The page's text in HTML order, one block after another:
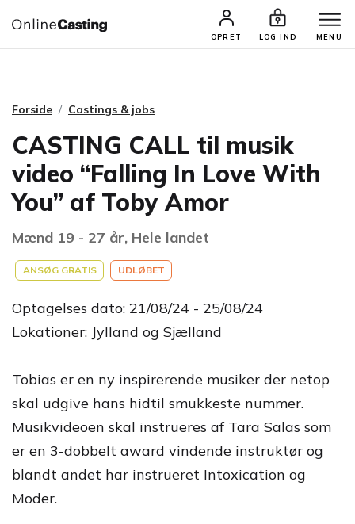
OPRET LOG IND MENU
CASTINGS & JOBS SØG PROFIL
Forside Castings & jobs
CASTING CALL til musik
video “Falling In Love With
You” af Toby Amor
Mænd 19 - 27 år, Hele landet
ANSØG GRATIS UDLØBET
Optagelses dato: 21/08/24 - 25/08/24
Lokationer: Jylland og Sjælland
Tobias er en ny inspirerende musiker der netop
skal udgive hans hidtil smukkeste nummer.
Musikvideoen skal instrueres af Tara Salas som
er en 3-dobbelt award vindende instruktør og
blandt andet har instrueret Intoxication og
Moder.